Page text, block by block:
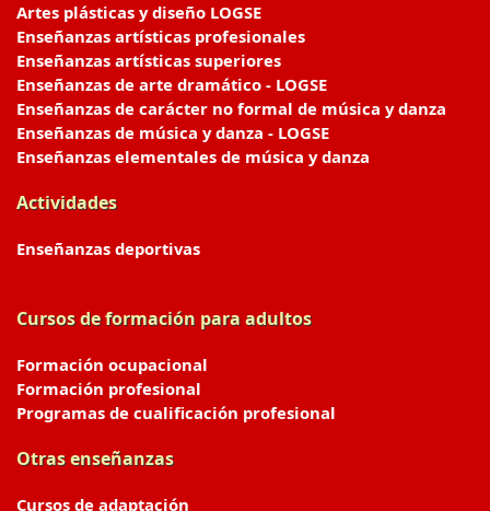
Artes plásticas y diseño LOGSE
Enseñanzas artísticas profesionales
Enseñanzas artísticas superiores
Enseñanzas de arte dramático - LOGSE
Enseñanzas de carácter no formal de música y danza
Enseñanzas de música y danza - LOGSE
Enseñanzas elementales de música y danza
Actividades
Enseñanzas deportivas
Cursos de formación para adultos
Formación ocupacional
Formación profesional
Programas de cualificación profesional
Otras enseñanzas
Cursos de adaptación